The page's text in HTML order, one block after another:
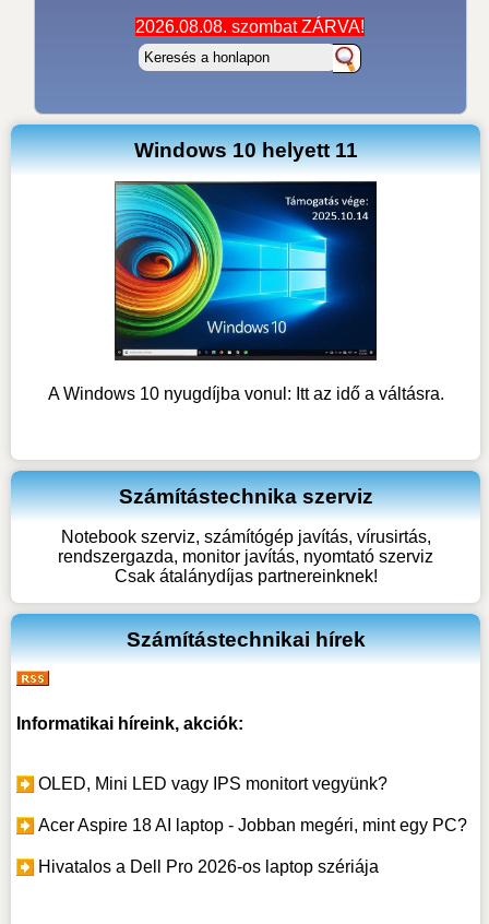
2026.08.08. szombat ZÁRVA!
Windows 10 helyett 11
A Windows 10 nyugdíjba vonul: Itt az idő a váltásra.
Számítástechnika szerviz
Notebook szerviz, számítógép javítás, vírusirtás,
rendszergazda, monitor javítás, nyomtató szerviz
Csak átalánydíjas partnereinknek!
Számítástechnikai hírek
Informatikai híreink, akciók:
OLED, Mini LED vagy IPS monitort vegyünk?
Acer Aspire 18 AI laptop - Jobban megéri, mint egy PC?
Hivatalos a Dell Pro 2026-os laptop szériája